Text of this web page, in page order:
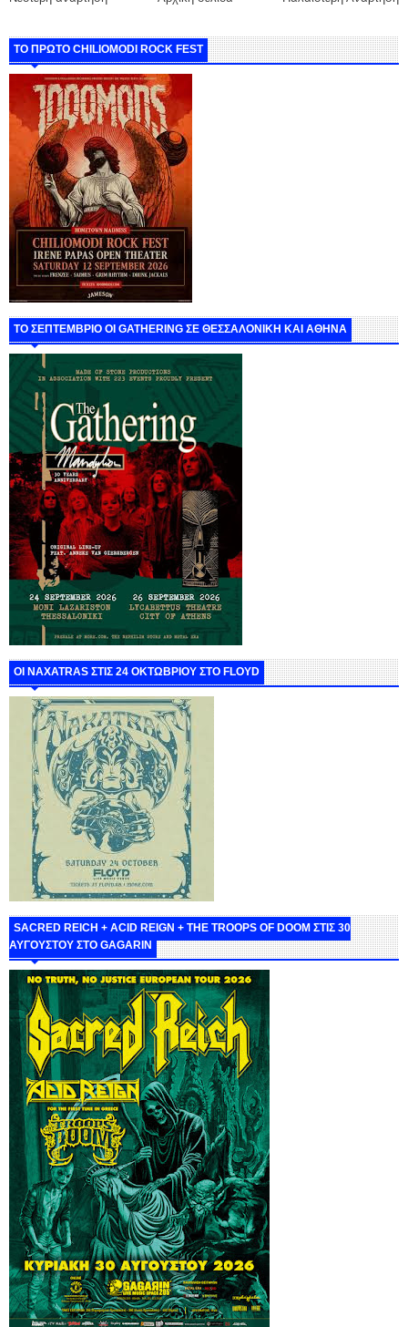
ΤΟ ΠΡΩΤΟ CHILIOMODI ROCK FEST
ΤΟ ΣΕΠΤΕΜΒΡΙΟ ΟΙ GATHERING ΣΕ ΘΕΣΣΑΛΟΝΙΚΗ ΚΑΙ ΑΘΗΝΑ
ΟΙ NAXATRAS ΣΤΙΣ 24 ΟΚΤΩΒΡΙΟΥ ΣΤΟ FLOYD
SACRED REICH + ACID REIGN + THE TROOPS OF DOOM ΣΤΙΣ 30
ΑΥΓΟΥΣΤΟΥ ΣΤΟ GAGARIN